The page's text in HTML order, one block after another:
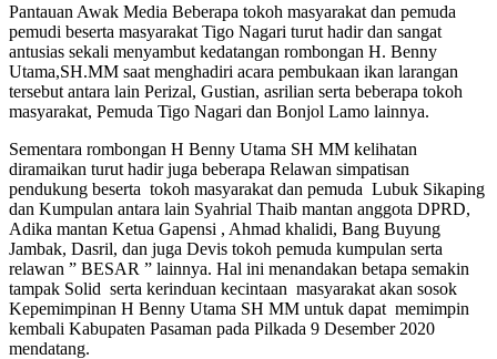
Pantauan Awak Media Beberapa tokoh masyarakat dan pemuda
pemudi beserta masyarakat Tigo Nagari turut hadir dan sangat
antusias sekali menyambut kedatangan rombongan H. Benny
Utama,SH.MM saat menghadiri acara pembukaan ikan larangan
tersebut antara lain Perizal, Gustian, asrilian serta beberapa tokoh
masyarakat, Pemuda Tigo Nagari dan Bonjol Lamo lainnya.
Sementara rombongan H Benny Utama SH MM kelihatan
diramaikan turut hadir juga beberapa Relawan simpatisan
pendukung beserta tokoh masyarakat dan pemuda Lubuk Sikaping
dan Kumpulan antara lain Syahrial Thaib mantan anggota DPRD,
Adika mantan Ketua Gapensi , Ahmad khalidi, Bang Buyung
Jambak, Dasril, dan juga Devis tokoh pemuda kumpulan serta
relawan ” BESAR ” lainnya. Hal ini menandakan betapa semakin
tampak Solid serta kerinduan kecintaan masyarakat akan sosok
Kepemimpinan H Benny Utama SH MM untuk dapat memimpin
kembali Kabupaten Pasaman pada Pilkada 9 Desember 2020
mendatang.